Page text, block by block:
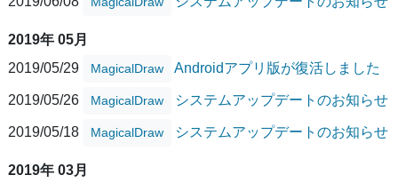
2019年 05月
2019/05/29
MagicalDraw Androidアプリ版が復活しました
2019/05/26 MagicalDraw システムアップデートのお知らせ
2019/05/18 MagicalDraw システムアップデートのお知らせ
2019年 03月